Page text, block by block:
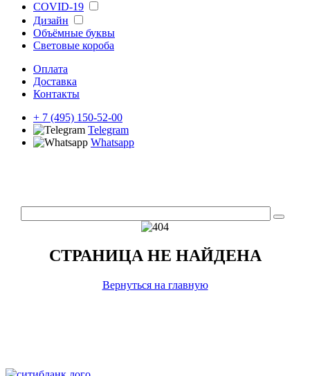
COVID-19
Дизайн
Объёмные буквы
Световые короба
Оплата
Доставка
Контакты
+ 7 (495) 150-52-00
Telegram
Whatsapp
СТРАНИЦА НЕ НАЙДЕНА
Вернуться на главную